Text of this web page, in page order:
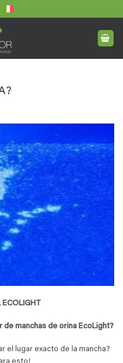
manchas de orina EcoLight?
el lugar exacto de la mancha?